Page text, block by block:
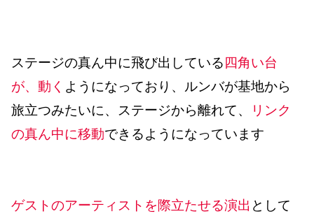
ステージの真ん中に飛び出している 四角い台
が、動く ようになっており、ルンバが基地から
旅立つみたいに、ステージから離れて、
リンク
の真ん中に移動できるようになっています
ゲストのアーティストを際立たせる演出 として